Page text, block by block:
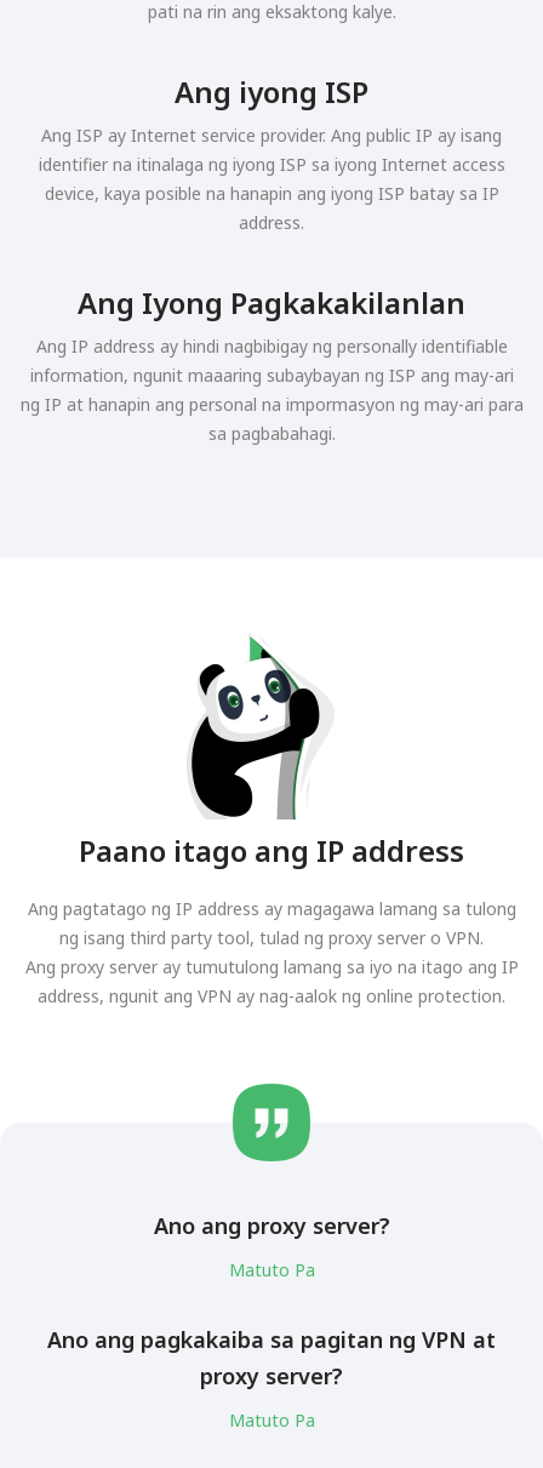
pati na rin ang eksaktong kalye.
Ang iyong ISP
Ang ISP ay Internet service provider. Ang public IP ay isang
identifier na itinalaga ng iyong ISP sa iyong Internet access
device, kaya posible na hanapin ang iyong ISP batay sa IP
address.
Ang Iyong Pagkakakilanlan
Ang IP address ay hindi nagbibigay ng personally identifiable
information, ngunit maaaring subaybayan ng ISP ang may-ari
ng IP at hanapin ang personal na impormasyon ng may-ari para
sa pagbabahagi.
Paano itago ang IP address
Ang pagtatago ng IP address ay magagawa lamang sa tulong
ng isang third party tool, tulad ng proxy server o VPN.
Ang proxy server ay tumutulong lamang sa iyo na itago ang IP
address, ngunit ang VPN ay nag-aalok ng online protection.
Ano ang proxy server?
Matuto Pa
Ano ang pagkakaiba sa pagitan ng VPN at
proxy server?
Matuto Pa